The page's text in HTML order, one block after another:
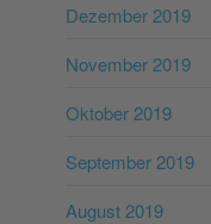
Dezember 2019
November 2019
Oktober 2019
September 2019
August 2019